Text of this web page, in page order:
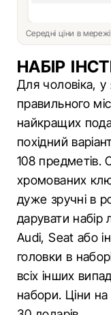
Середні ціни в
НАБІР
Для чоловіка, у
правильного
найкращих
похідний
108 предметів.
хромованих
дуже зручні в
дарувати набір
Audi, Seat або
головки в
всіх інших
набори. Ціни на